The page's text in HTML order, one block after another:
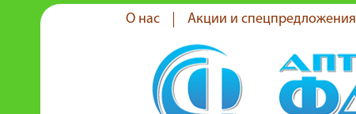
О нас Акции и спецпредложения